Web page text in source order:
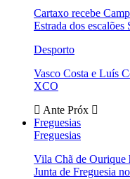
Cartaxo recebe
Estrada dos
Desporto
Vasco Costa e Luís
XCO
Ante Próx
Freguesias
Freguesias
Vila Chã de Ourique
Junta de Freguesia